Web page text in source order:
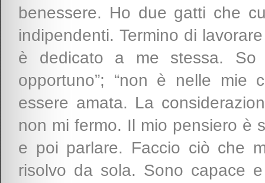
benessere. Ho due gatti che
indipendenti. Termino di
è dedicato a me stessa. So
opportuno”; “non è nelle mie
essere amata. La
non mi fermo. Il mio pensiero è
e poi parlare. Faccio ciò che
risolvo da sola. Sono capace